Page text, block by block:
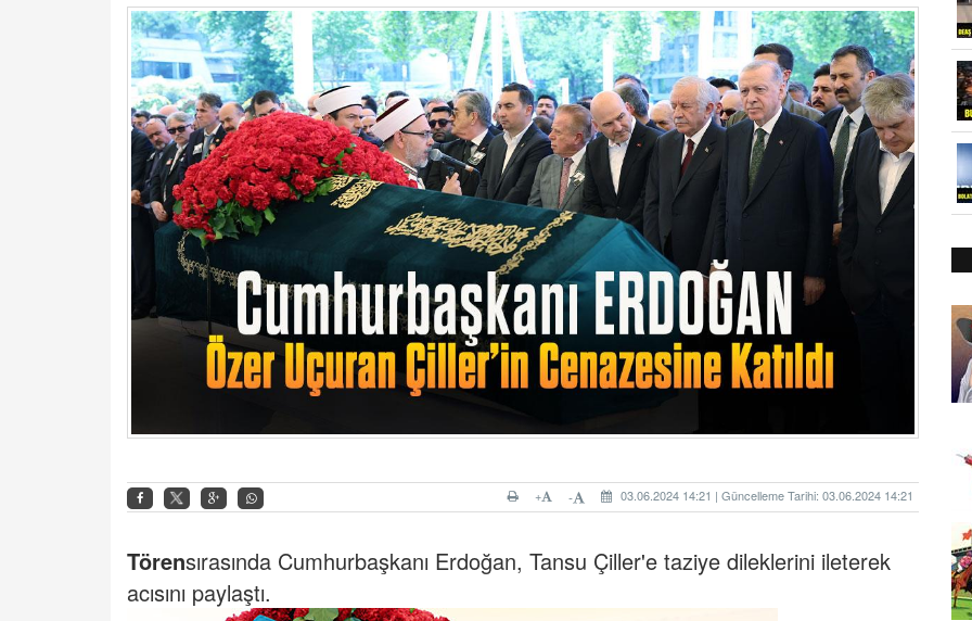
03.06.2024 14:21 | Güncelleme Tarihi: 03.06.2024 14:21
-
+
Törensırasında Cumhurbaşkanı Erdoğan, Tansu Çiller'e taziye dileklerini ileterek
acısını paylaştı.